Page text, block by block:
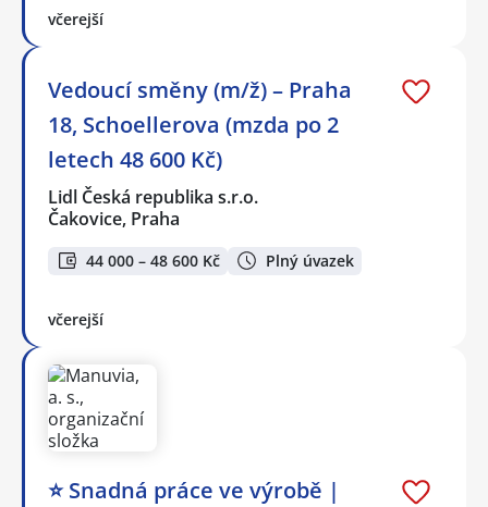
včerejší
Vedoucí směny (m/ž) – Praha
18, Schoellerova (mzda po 2
letech 48 600 Kč)
Lidl Česká republika s.r.o.
Čakovice, Praha
44 000 – 48 600 Kč Plný úvazek
včerejší
⭐ Snadná práce ve výrobě |